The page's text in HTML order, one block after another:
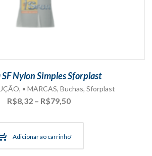
Nylon Simples Sforplast
, • MARCAS, Buchas, Sforplast
R$8,32 – R$79,50Faixa
preço:
através
R$79,50
Adicionar ao carrinho"